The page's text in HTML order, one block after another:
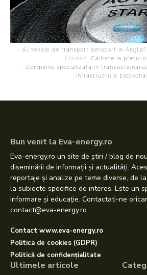
- Ai nevoie de transport aeroport in
London . Calitate la prețul
- Companie specializata in
infrastructura
Bun venit la Eva-energy.ro
Eva-energy.ro un site de știri / blog de
diseminării de informații și actualități.
reportaje și analize pe teme diverse, de
la subiecte specifice de interes. Este un
informare și educație. Contactati-ne
contact@eva-energy.ro
Contact www.eva-energy.ro
Politica de cookies (GDPR)
Politică de confidențialitate
Ultimele articole